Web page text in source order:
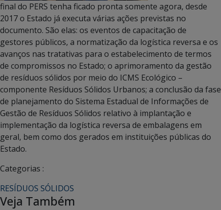
final do PERS tenha ficado pronta somente agora, desde
2017 o Estado já executa várias ações previstas no
documento. São elas: os eventos de capacitação de
gestores públicos, a normatização da logística reversa e os
avanços nas tratativas para o estabelecimento de termos
de compromissos no Estado; o aprimoramento da gestão
de resíduos sólidos por meio do ICMS Ecológico –
componente Resíduos Sólidos Urbanos; a conclusão da fase
de planejamento do Sistema Estadual de Informações de
Gestão de Resíduos Sólidos relativo à implantação e
implementação da logística reversa de embalagens em
geral, bem como dos gerados em instituições públicas do
Estado.
Categorias :
RESÍDUOS SÓLIDOS
Veja Também